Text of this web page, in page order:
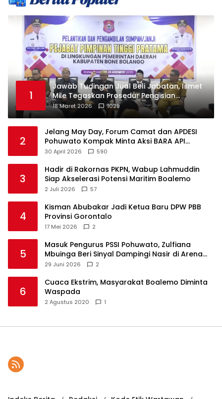
1
Jawab Tudingan Jual Beli Jabatan, Ismet
Mile Tegaskan Prosedur Pengisian
Jabatan
18 Maret 2026 1029
2
Jelang May Day, Forum Camat dan APDESI
Pohuwato Kompak Minta Aksi BARA API
Ditunda
30 April 2026 590
3
Hadir di Rakornas PKPN, Wabup Lahmuddin
Siap Akselerasi Potensi Maritim Boalemo
2 Juli 2026 57
4
Kisman Abubakar Jadi Ketua Baru DPW PBB
Provinsi Gorontalo
17 Mei 2026 2
5
Masuk Pengurus PSSI Pohuwato, Zulfiana
Mbuinga Beri Sinyal Dampingi Nasir di Arena
Politik ?
29 Juni 2026 2
6
Cuaca Ekstrim, Masyarakat Boalemo Diminta
Waspada
2 Agustus 2020 1